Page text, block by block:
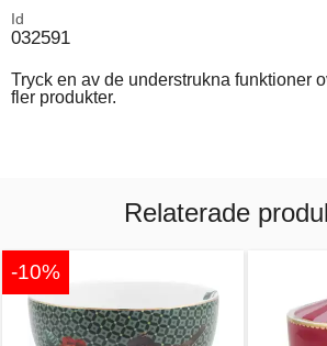
Id
032591
Tryck en av de understrukna funktioner
fler produkter.
Relaterade
-10%